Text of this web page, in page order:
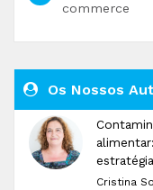
commerce
Os Nossos
Cristina